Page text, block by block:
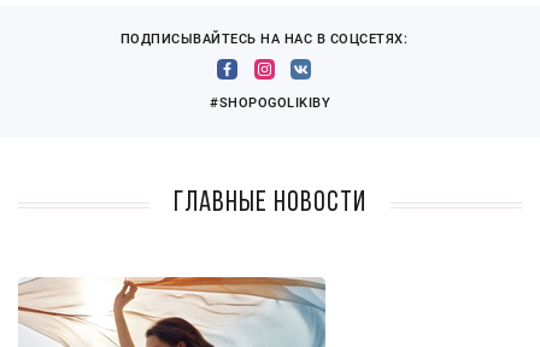
ПОДПИСЫВАЙТЕСЬ НА НАС В СОЦСЕТЯХ:
#SHOPOGOLIKIBY
Главные новости